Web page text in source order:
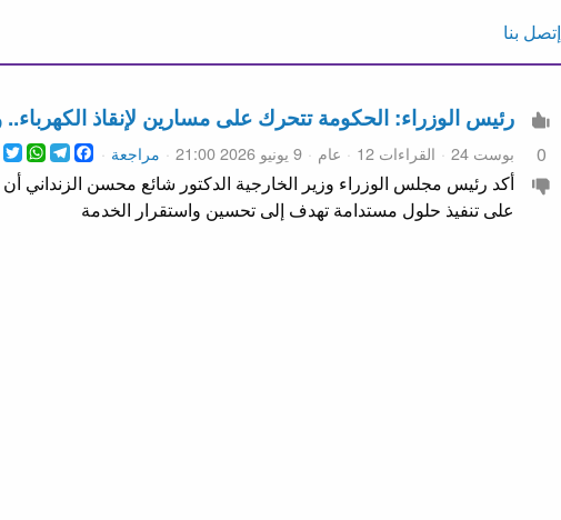
إتصل بنا
0
رئيس الوزراء: الحكومة تتحرك على مسارين لإنقاذ الكهرباء.. ومحطة غازية
بوست 24 القراءات 12 عام 9 يونيو 2026 21:00 مراجعة Telegram
Facebook
أكد رئيس مجلس الوزراء وزير الخارجية الدكتور شائع محسن الزنداني
على تنفيذ حلول مستدامة تهدف إلى تحسين واستقرار الخدمة